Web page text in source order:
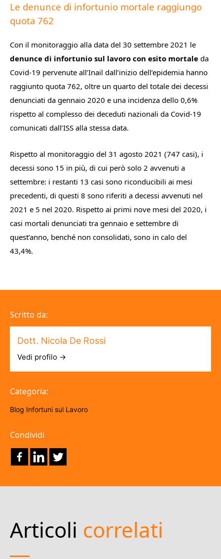
Le denunce di infortunio mortale raggiungo
quota 762
Con il monitoraggio alla data del 30 settembre 2021 le
denunce di infortunio sul lavoro con esito mortale da
Covid-19 pervenute all’Inail dall’inizio dell’epidemia hanno
raggiunto quota 762, oltre un quarto del totale dei decessi
denunciati da gennaio 2020 e una incidenza dello 0,6%
rispetto al complesso dei deceduti nazionali da Covid-19
comunicati dall’ISS alla stessa data.
Rispetto al monitoraggio del 31 agosto 2021 (747 casi), i
decessi sono 15 in più, di cui però solo 2 avvenuti a
settembre: i restanti 13 casi sono riconducibili ai mesi
precedenti, di questi 8 sono riferiti a decessi avvenuti nel
2021 e 5 nel 2020. Rispetto ai primi nove mesi del 2020, i
casi mortali denunciati tra gennaio e settembre di
quest’anno, benché non consolidati, sono in calo del
43,4%.
Scritto da:
Dott. Nicola De Rossi
Vedi profilo →
Categoria:
Blog Infortuni sul Lavoro
Condividi
Articoli correlati